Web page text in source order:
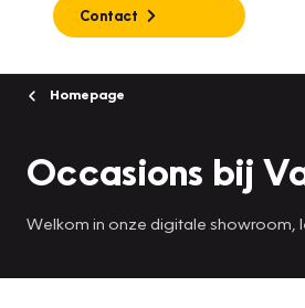
Contact
Homepage
Occasions bij
Welkom in onze digitale showroom,